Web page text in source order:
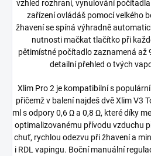
vzhled rozhraní, vynulování
zařízení ovládáš pomocí velkého
žhavení se spíná výhradně
nutnosti mačkat tlačítko při
pětimístné počítadlo zaznamená až
detailní přehled o tvých
Xlim Pro 2 je kompatibilní s
přičemž v balení najdeš dvě Xlim V3
ml s odpory 0,6 Ω a 0,8 Ω, které díky
optimalizovanému přívodu vzduchu
chuť, rychlou odezvu při žhavení a
i RDL vapingu. Boční manuální